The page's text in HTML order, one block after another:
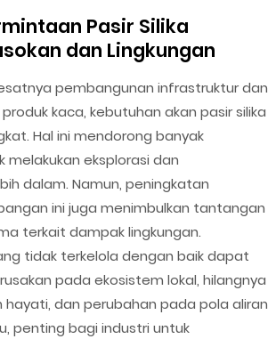
Pasir Silika
dan Lingkungan
pembangunan infrastruktur dan
kaca, kebutuhan akan pasir silika
Hal ini mendorong banyak
melakukan eksplorasi dan
dalam. Namun, peningkatan
ini juga menimbulkan tantangan
terkait dampak lingkungan.
tidak terkelola dengan baik dapat
pada ekosistem lokal, hilangnya
dan perubahan pada pola aliran
penting bagi industri untuk